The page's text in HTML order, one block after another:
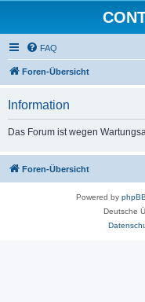
FAQ
Foren-Übersicht
Information
Das Forum ist wegen
Foren-Übersicht
Powered by phpBB
Deutsche